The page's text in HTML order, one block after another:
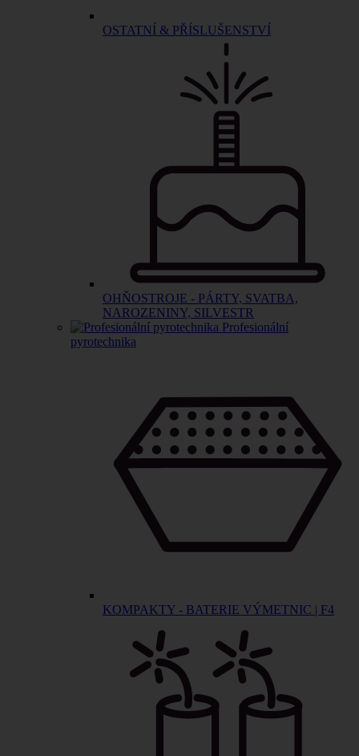
OSTATNÍ & PŘÍSLUŠENSTVÍ
OHŇOSTROJE - PÁRTY, SVATBA,
NAROZENINY, SILVESTR
Profesionální
pyrotechnika
KOMPAKTY - BATERIE VÝMETNIC | F4